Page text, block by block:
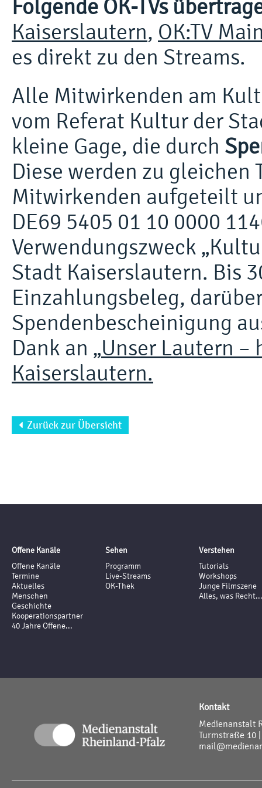
Folgende OK-TVs
Kaiserslautern, OK:TV
es direkt zu den Streams.
Alle Mitwirkenden am
vom Referat Kultur der
kleine Gage, die durch
Diese werden zu
Mitwirkenden aufgeteilt
DE69 5405 01 10 0000
Verwendungszweck
Stadt Kaiserslautern. Bis
Einzahlungsbeleg,
Spendenbescheinigung
Dank an „Unser Lautern
Kaiserslautern.
Zurück zur Übersicht
Offene Kanäle
Offene Kanäle
Termine
Aktuelles
Menschen
Geschichte
Kooperationspartner
40 Jahre Offene...
Sehen
Programm
Live-Streams
OK-Thek
Verstehen
Tutorials
Workshops
Junge Filmszene
Alles, was Recht...
Kontakt
Medienanstalt
Turmstraße 10